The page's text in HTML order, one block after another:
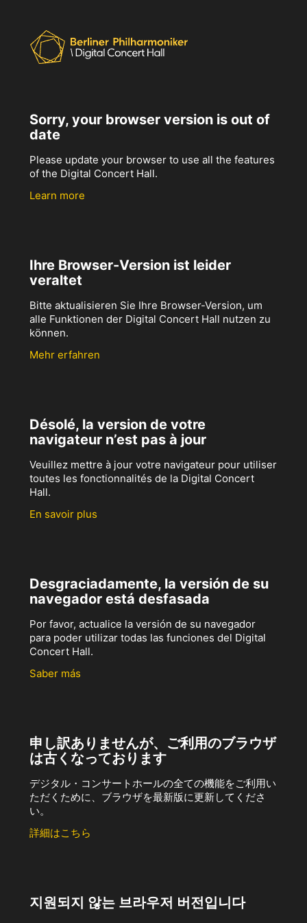
Sorry, your browser version is out of
date
Please update your browser to use all the features
of the Digital Concert Hall.
Learn more
Ihre Browser-Version ist leider
veraltet
Bitte aktualisieren Sie Ihre Browser-Version, um
alle Funktionen der Digital Concert Hall nutzen zu
können.
Mehr erfahren
Désolé, la version de votre
navigateur n’est pas à jour
Veuillez mettre à jour votre navigateur pour utiliser
toutes les fonctionnalités de la Digital Concert
Hall.
En savoir plus
Desgraciadamente, la versión de su
navegador está desfasada
Por favor, actualice la versión de su navegador
para poder utilizar todas las funciones del Digital
Concert Hall.
Saber más
申し訳ありませんが、ご利用のブラウザ
は古くなっております
デジタル・コンサートホールの全ての機能をご利用い
ただくために、ブラウザを最新版に更新してくださ
い。
詳細はこちら
지원되지 않는 브라우저 버전입니다